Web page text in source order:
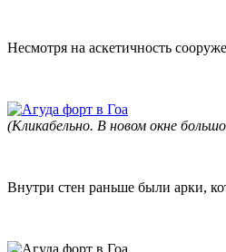
Несмотря на аскетичность
(Кликабельно. В новом окне
Внутри стен раньше были арки,